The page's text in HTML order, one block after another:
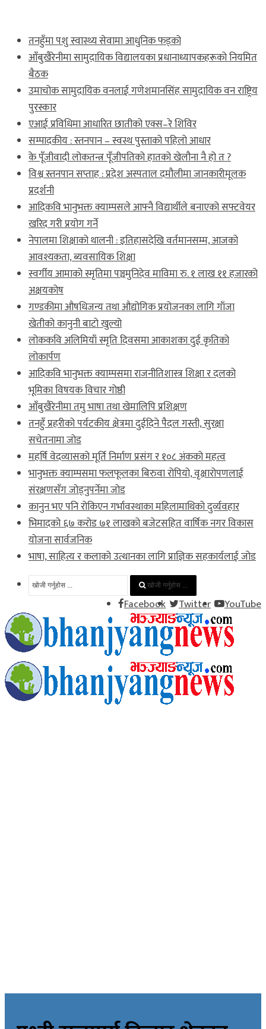
तनहुँमा पशु स्वास्थ्य सेवामा आधुनिक फड्को
आँबुखैरेनीमा सामुदायिक विद्यालयका प्रधानाध्यापकहरूको नियमित
बैठक
उमाचोक सामुदायिक वनलाई गणेशमानसिंह सामुदायिक वन राष्ट्रिय
पुरस्कार
एआई प्रविधिमा आधारित छातीको एक्स–रे शिविर
सम्पादकीय : स्तनपान – स्वस्थ पुस्ताको पहिलो आधार
के पूँजीवादी लोकतन्त्र पूँजीपतिको हातको खेलौना नै हो त ?
विश्व स्तनपान सप्ताह : प्रदेश अस्पताल दमौलीमा जानकारीमूलक
प्रदर्शनी
आदिकवि भानुभक्त क्याम्पसले आफ्नै विद्यार्थीले बनाएको सफ्टवेयर
खरिद गरी प्रयोग गर्ने
नेपालमा शिक्षाको थालनी : इतिहासदेखि वर्तमानसम्म, आजको
आवश्यकता, ब्यवसायिक शिक्षा
स्वर्गीय आमाको स्मृतिमा पञ्चमुनिदेव माविमा रु. १ लाख ११ हजारको
अक्षयकोष
गण्डकीमा औषधिजन्य तथा औद्योगिक प्रयोजनका लागि गाँजा
खेतीको कानुनी बाटो खुल्यो
लोककवि अलिमियाँ स्मृति दिवसमा आकाशका दुई कृतिको
लोकार्पण
आदिकवि भानुभक्त क्याम्पसमा राजनीतिशास्त्र शिक्षा र दलको
भूमिका विषयक विचार गोष्ठी
आँबुखैरेनीमा तमु भाषा तथा खेमालिपि प्रशिक्षण
तनहुँ प्रहरीको पर्यटकीय क्षेत्रमा दुईदिने पैदल गस्ती, सुरक्षा
सचेतनामा जोड
महर्षि वेदव्यासको मूर्ति निर्माण प्रसंग र १०८ अंकको महत्व
भानुभक्त क्याम्पसमा फलफूलका बिरुवा रोपियो, वृक्षारोपणलाई
संरक्षणसँग जोड्नुपर्नेमा जोड
कानुन भए पनि रोकिएन गर्भावस्थाका महिलामाथिको दुर्व्यवहार
भिमादको ६७ करोड ७१ लाखको बजेटसहित वार्षिक नगर विकास
योजना सार्वजनिक
भाषा, साहित्य र कलाको उत्थानका लागि प्राज्ञिक सहकार्यलाई जोड
खोजी गर्नुहोस ...
YouTube
Twitter
Facebook